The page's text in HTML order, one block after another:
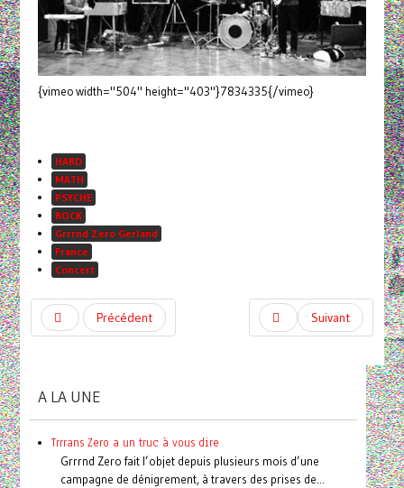
{vimeo width="504" height="403"}7834335{/vimeo}
HARD
MATH
PSYCHE
ROCK
Grrrnd Zero Gerland
France
Concert
Précédent Suivant
A LA UNE
Trrrans Zero a un truc à vous dire
Grrrnd Zero fait l’objet depuis plusieurs mois d’une
campagne de dénigrement, à travers des prises de...